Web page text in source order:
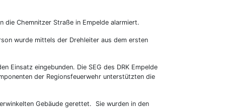
die Chemnitzer Straße in Empelde alarmiert.
wurde mittels der Drehleiter aus dem ersten
Einsatz eingebunden. Die SEG des DRK Empelde
der Regionsfeuerwehr unterstützten die
Gebäude gerettet. Sie wurden in den